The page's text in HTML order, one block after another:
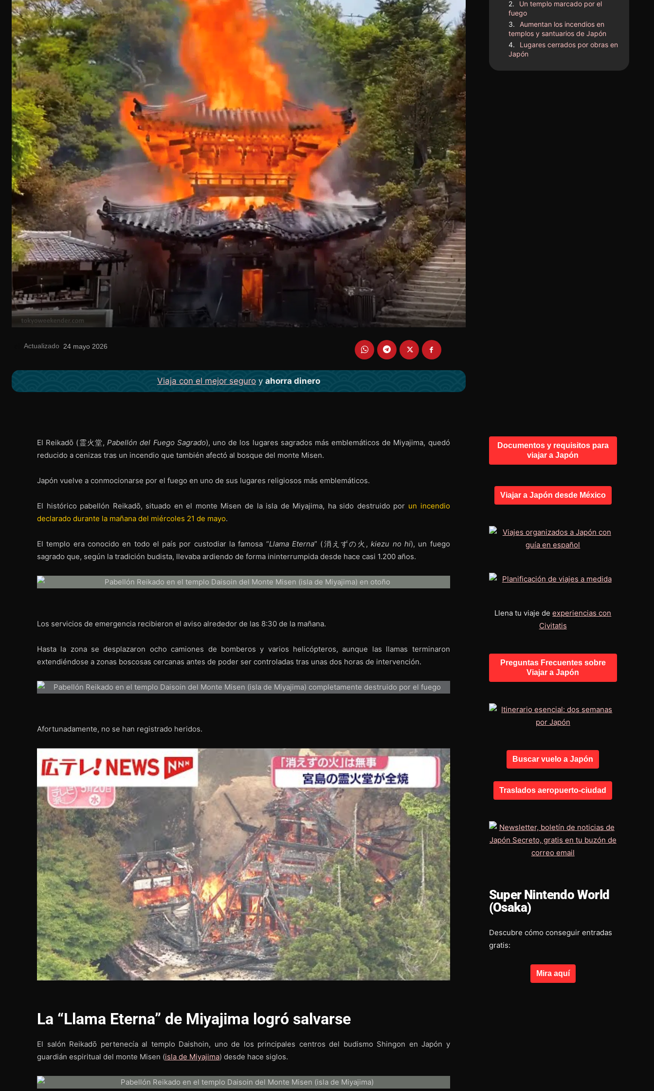
Actualizado 24 mayo 2026
Viaja con el mejor seguro yahorra dinero
Un templo marcado por el
fuego
Aumentan los incendios en
templos y santuarios de Japón
Lugares cerrados por obras en
Japón
El Reikadō (霊火堂,Pabellón del Fuego Sagrado), uno de los lugares sagrados más emblemáticos de Miyajima, quedó
reducido a cenizas tras un incendio que también afectó al bosque del monte Misen.
Japón vuelve a conmocionarse por el fuego en uno de sus lugares religiosos más emblemáticos.
El histórico pabellón Reikadō, situado en el monte Misen de la isla de Miyajima, ha sido destruido por un incendio
declarado durante la mañana del miércoles 21 de mayo.
El templo era conocido en todo el país por custodiar la famosa “Llama Eterna” (消えずの火,kiezu no hi), un fuego
sagrado que, según la tradición budista, llevaba ardiendo de forma ininterrumpida desde hace casi 1.200 años.
Los servicios de emergencia recibieron el aviso alrededor de las 8:30 de la mañana.
Hasta la zona se desplazaron ocho camiones de bomberos y varios helicópteros, aunque las llamas terminaron
extendiéndose a zonas boscosas cercanas antes de poder ser controladas tras unas dos horas de intervención.
Afortunadamente, no se han registrado heridos.
La “Llama Eterna” de Miyajima logró salvarse
El salón Reikadō pertenecía al templo Daishoin, uno de los principales centros del budismo Shingon en Japón y
guardián espiritual del monte Misen (isla de Miyajima) desde hace siglos.
Documentos y requisitos para
viajar a Japón
Viajar a Japón desde México
Llena tu viaje deexperiencias con
Civitatis
Preguntas Frecuentes sobre
Viajar a Japón
Buscar vuelo a Japón
Traslados aeropuerto-ciudad
Super Nintendo World
(Osaka)
Descubre cómo conseguir entradas
gratis:
Mira aquí